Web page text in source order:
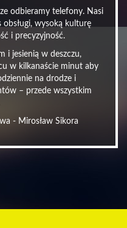
odbieramy telefony. Nasi
obsługi, wysoką kulturę
i precyzyjność.
i jesienią w deszczu,
w kilkanaście minut aby
na drodze i
– przede wszystkim
- Mirosław Sikora